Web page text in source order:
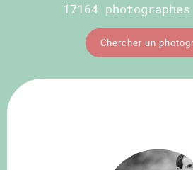
17164
Chercher un